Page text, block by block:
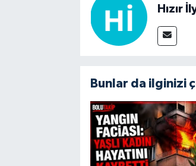
Hızır
Bunlar da ilginizi